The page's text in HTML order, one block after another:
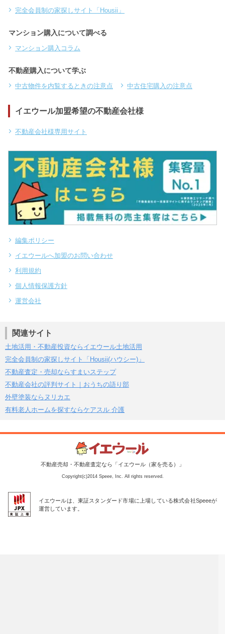
完全会員制の家探しサイト「Housii」
マンション購入について調べる
マンション購入コラム
不動産購入について学ぶ
中古物件を内覧するときの注意点 中古住宅購入の注意点
イエウール加盟希望の不動産会社様
不動産会社様専用サイト
編集ポリシー
イエウールへ加盟のお問い合わせ
利用規約
個人情報保護方針
運営会社
関連サイト
土地活用・不動産投資ならイエウール土地活用
完全会員制の家探しサイト「Housii(ハウシー)」
不動産査定・売却ならすまいステップ
不動産会社の評判サイト｜おうちの語り部
外壁塗装ならヌリカエ
有料老人ホームを探すならケアスル 介護
不動産売却・不動産査定なら「イエウール（家を売る）」
Copyright(c)2014 Speee, Inc. All rights reserved.
イエウールは、東証スタンダード市場に上場している株式会社Speeeが
運営しています。